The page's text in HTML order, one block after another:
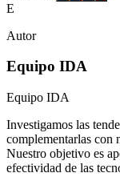
E
Autor
Equipo IDA
Equipo IDA
Investigamos las
complementarlas con
Nuestro objetivo es
efectividad de las